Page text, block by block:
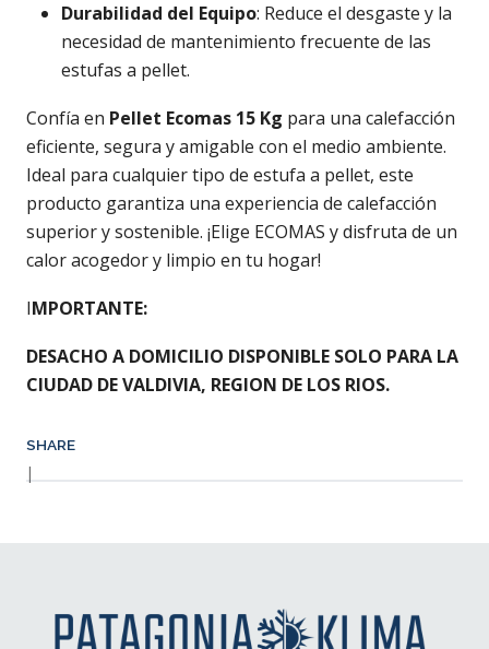
Durabilidad del Equipo: Reduce el desgaste y la
necesidad de mantenimiento frecuente de las
estufas a pellet.
Confía en Pellet Ecomas 15 Kg para una calefacción
eficiente, segura y amigable con el medio ambiente.
Ideal para cualquier tipo de estufa a pellet, este
producto garantiza una experiencia de calefacción
superior y sostenible. ¡Elige ECOMAS y disfruta de un
calor acogedor y limpio en tu hogar!
IMPORTANTE:
DESACHO A DOMICILIO DISPONIBLE SOLO PARA LA
CIUDAD DE VALDIVIA, REGION DE LOS RIOS.
SHARE
|